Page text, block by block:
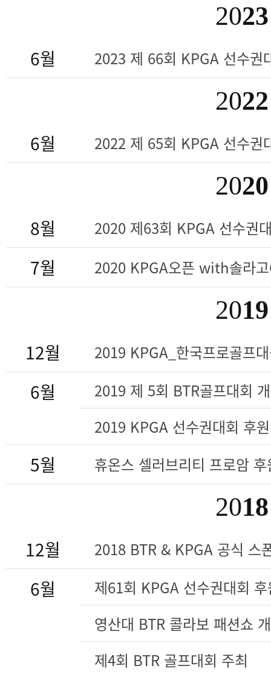
2023
6월 2023 제 66회 KPGA 선수
2022
6월 2022 제 65회 KPGA 선수
2020
8월 2020 제63회 KPGA 선수권
7월 2020 KPGA오픈 with솔라고
2019
12월 2019 KPGA_한국프로골프
6월
2019 제 5회 BTR골프대회
2019 KPGA 선수권대회 후원
5월 휴온스 셀러브리티 프로암 후
2018
12월 2018 BTR & KPGA 공식 스
6월
제61회 KPGA 선수권대회
영산대 BTR 콜라보 패션쇼
제4회 BTR 골프대회 주최